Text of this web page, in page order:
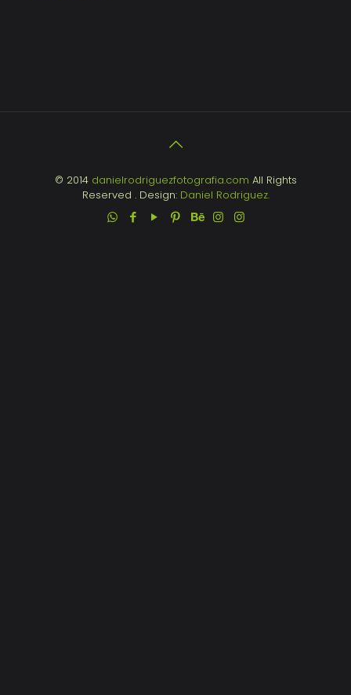
© 2014 danielrodriguezfotografia.com All Rights
Reserved . Design: Daniel Rodriguez.